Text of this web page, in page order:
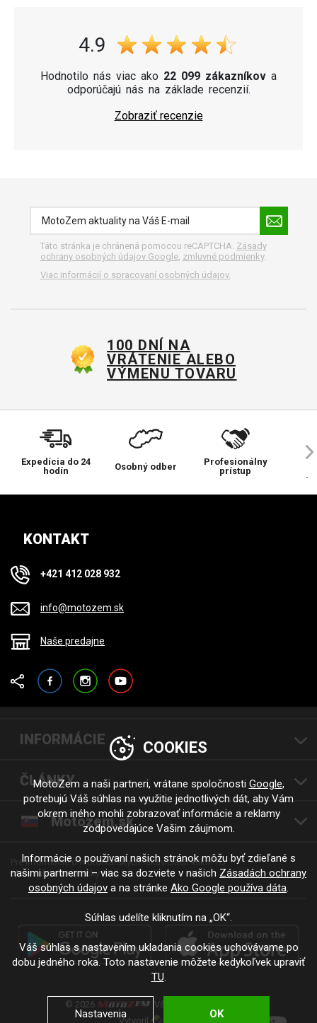
4.9
Hodnotilo nás viac ako 22 099 zákazníkov a
odporúčajú nás na základe recenzií.
Zobraziť recenzie
Táto stránka je chránená pomocou reCAPTCHA. Zásady
ochrany osobných údajov Google, zmluvné podmienky.
Viac informácií o spracovaní osobných údajov.
100 DNÍ NA
VRÁTENIE ALEBO
VÝMENU TOVARU
Expedícia do 24
hodín
Osobný odber
Profesionálny
prístup
KONTAKT
+421 412 028 932
info@motozem.sk
Naše predajne
FacebookInstagramYouTube
INFORMÁCIE
ČLÁNKY
Motozem.sk
Pre informácie o motorkárskych rukaviciach klikni TU
Moto rukavice značky RSA.
© 2026
. Všetky práva vyhradené.
Vytvoril
COOKIES
MotoZem a naši partneri, vrátane spoločnosti Google,
potrebujú Váš súhlas na využitie jednotlivých dát, aby Vám
okrem iného mohli zobrazovať informácie a reklamy
zodpovedajúce Vašim záujmom.
Informácie o používaní našich stránok môžu byť zdieľané s
našimi partnermi – viac sa dozviete v našich Zásadách ochrany
osobných údajov a na stránke Ako Google používa dáta.
Súhlas udelíte kliknutím na „OK“.
Váš súhlas s nastavením ukladania cookies uchovávame po
dobu jedného roka. Toto nastavenie môžete kedykoľvek upraviť
TU.
Nastavenia OK